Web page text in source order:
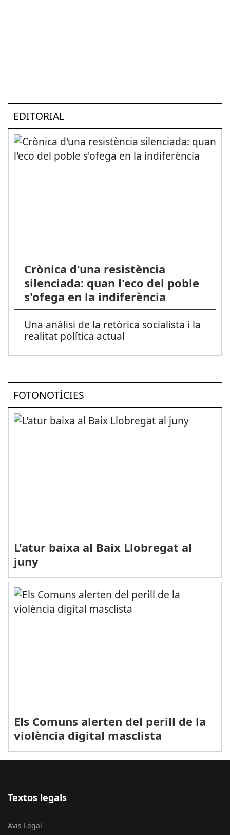
EDITORIAL
Crònica d'una resistència
silenciada: quan l'eco del poble
s'ofega en la indiferència
Una anàlisi de la retòrica socialista i la
realitat política actual
FOTONOTÍCIES
L'atur baixa al Baix Llobregat al
juny
Els Comuns alerten del perill de la
violència digital masclista
Textos legals
Avis Legal